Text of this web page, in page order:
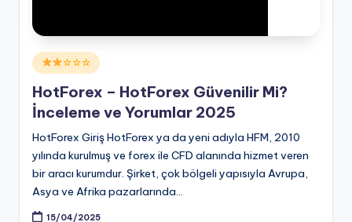
Posted
in
☆☆☆
HotForex – HotForex Güvenilir Mi?
İnceleme ve Yorumlar 2025
HotForex Giriş HotForex ya da yeni adıyla HFM, 2010
yılında kurulmuş ve forex ile CFD alanında hizmet veren
bir aracı kurumdur. Şirket, çok bölgeli yapısıyla Avrupa,
Asya ve Afrika pazarlarında…
15/04/2025